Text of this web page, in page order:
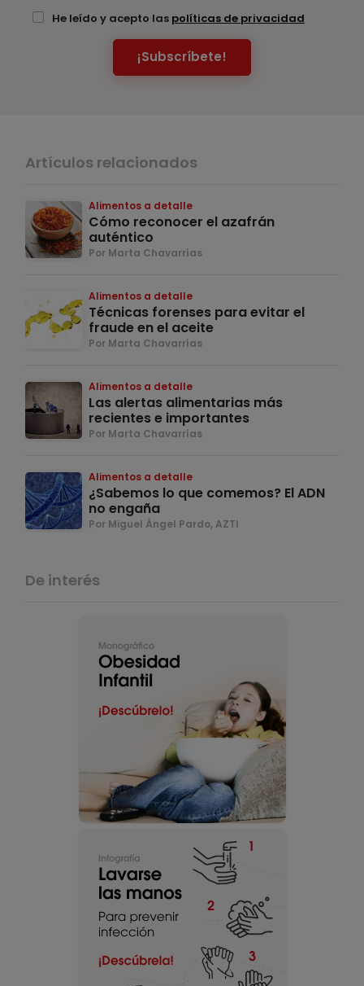
He leído y acepto las políticas de privacidad
¡Subscríbete!
Artículos relacionados
Alimentos a detalle
Cómo reconocer el azafrán
auténtico
Por Marta Chavarrías
Alimentos a detalle
Técnicas forenses para evitar el
fraude en el aceite
Por Marta Chavarrías
Alimentos a detalle
Las alertas alimentarias más
recientes e importantes
Por Marta Chavarrías
Alimentos a detalle
¿Sabemos lo que comemos? El ADN
no engaña
Por Miguel Ángel Pardo, AZTI
De interés